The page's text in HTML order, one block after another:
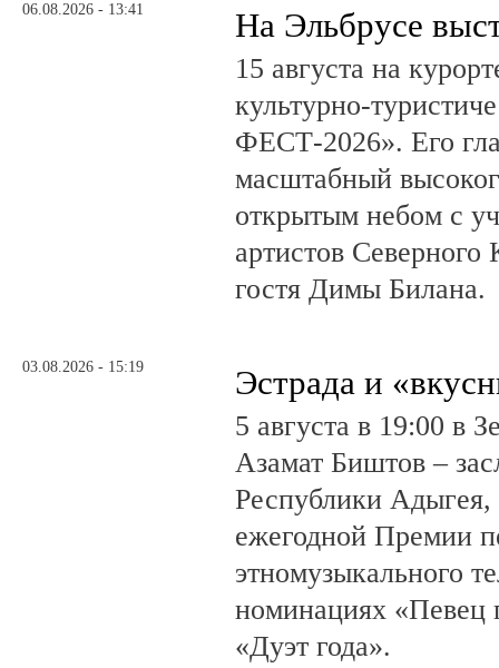
06.08.2026 - 13:41 На Эльбрусе
15 августа на
культурно-
ФЕСТ-2026». Его
масштабный
открытым небом с
артистов Северного
гостя Димы Билана.
03.08.2026 - 15:19 Эстрада и
5 августа в 19:00 в
Азамат Биштов –
Республики
ежегодной Премии
этномузыкального
номинациях «Певец
«Дуэт года».